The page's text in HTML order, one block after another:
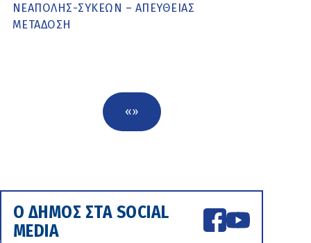
ΝΕΑΠΟΛΗΣ-ΣΥΚΕΩΝ – ΑΠΕΥΘΕΙΑΣ
ΜΕΤΑΔΟΣΗ
«»
Ο ΔΗΜΟΣ ΣΤΑ SOCIAL
MEDIA